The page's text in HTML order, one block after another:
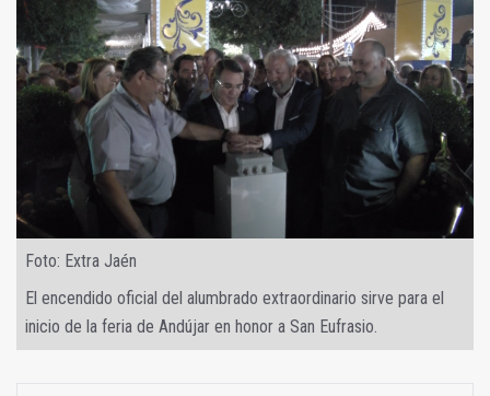
Foto: Extra Jaén
El encendido oficial del alumbrado extraordinario sirve para el
inicio de la feria de Andújar en honor a San Eufrasio.